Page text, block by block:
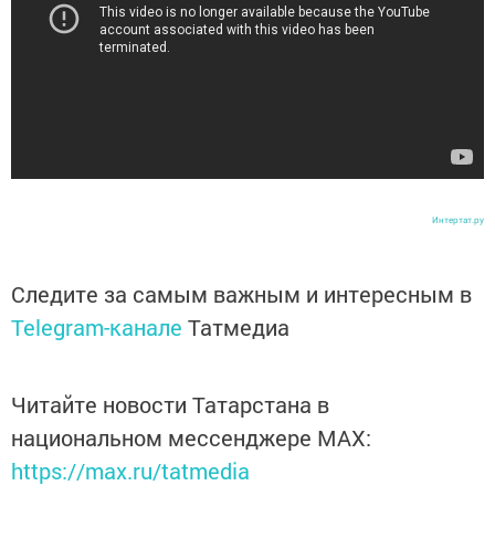
Интертат.ру
Следите за самым важным и интересным в
Telegram-канале Татмедиа
Читайте новости Татарстана в
национальном мессенджере MАХ:
https://max.ru/tatmedia